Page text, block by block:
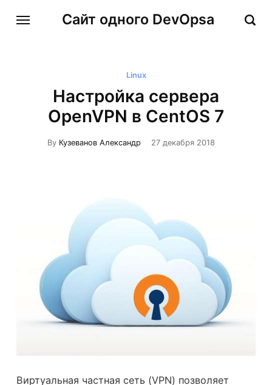
Сайт одного DevOpsa
Linux
Настройка сервера
OpenVPN в CentOS 7
By Кузеванов Александр 27 декабря 2018
Виртуальная частная сеть (VPN) позволяет